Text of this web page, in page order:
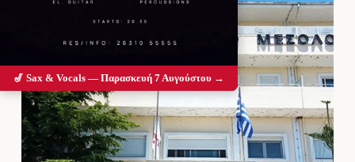
🎷 Sax & Vocals — Παρασκευή 7 Αυγούστου →